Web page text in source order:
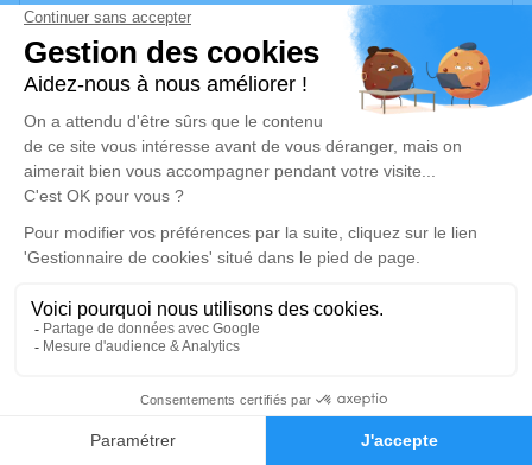
Faire-part Hommages
condoléances, partager des photos souvenirs, une anecdote
ou exprimer vos pensées à travers des poèmes ou des textes.
Cet endroit est un lieu d'expression dédié à honorer la
Un service de plantation d’arbre hommage est
disponible ici.
Je rends hommage
Cérémonie
mercredi 01 octobre 2025 à 11h15
74330 La Balme de Sillingy